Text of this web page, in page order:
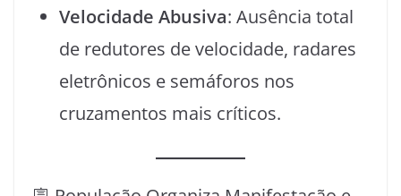
Velocidade Abusiva: Ausência total
de redutores de velocidade, radares
eletrônicos e semáforos nos
cruzamentos mais críticos.